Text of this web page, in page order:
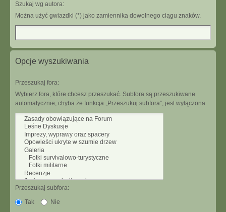
Szukaj wg autora:
Można użyć gwiazdki (*) jako zamiennika dowolnego ciągu znaków.
Opcje wyszukiwania
Przeszukaj fora:
Wybierz fora, które chcesz przeszukać. Subfora są przeszukiwane
automatycznie, chyba że funkcja „Przeszukuj subfora”, jest wyłączona.
Przeszukaj subfora:
Tak
Nie